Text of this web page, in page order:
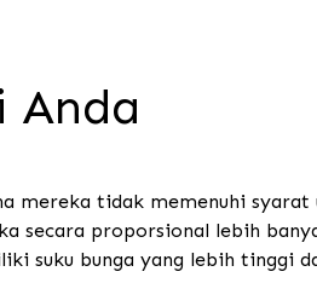
Anda
mereka tidak memenuhi
secara proporsional lebih
suku bunga yang lebih tinggi